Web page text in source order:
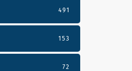
491
153
72